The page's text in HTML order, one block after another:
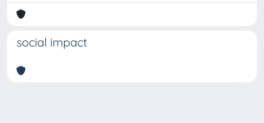
social impact